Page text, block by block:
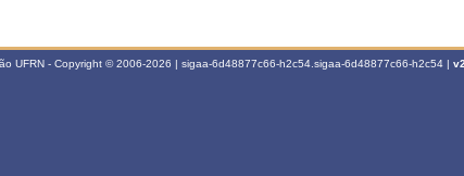
UFRN - Copyright © 2006-2026 | sigaa-6d48877c66-h2c54.sigaa-6d48877c66-h2c54 |